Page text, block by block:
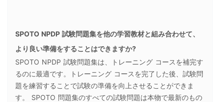
SPOTO NPDP 試験問題集を他の学習教材と組み合わせて、
より良い準備をすることはできますか?
SPOTO NPDP 試験問題集は、トレーニング コースを補完す
るのに最適です。トレーニング コースを完了した後、試験問
題を練習することで試験の準備を向上させることができま
す。 SPOTO 問題集のすべての試験問題は本物で最新のもの